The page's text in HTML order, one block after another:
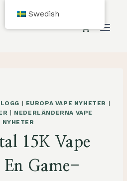
EUROPA VAPE NYHETER
NEDERLÄNDERNA VAPE
NYHETER
15K Vape
En Game-
Swedish